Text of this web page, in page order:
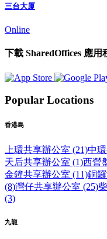
三台大厦
Online
下載 SharedOffices 應用
Popular Locations
香港島
上環共享辦公室 (21)中
天后共享辦公室 (1)西營
金鐘共享辦公室 (11)銅
(8)灣仔共享辦公室 (25)
(3)
九龍